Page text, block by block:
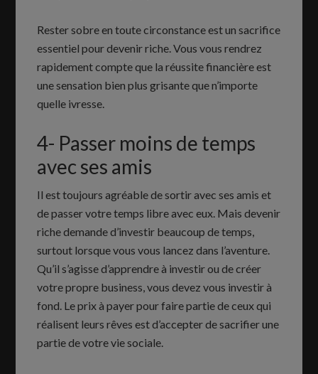
Rester sobre en toute circonstance est un sacrifice
essentiel pour devenir riche. Vous vous rendrez
rapidement compte que la réussite financière est
une sensation bien plus grisante que n’importe
quelle ivresse.
4- Passer moins de temps
avec ses amis
Il est toujours agréable de sortir avec ses amis et
de passer votre temps libre avec eux. Mais devenir
riche demande d’investir beaucoup de temps,
surtout lorsque vous vous lancez dans l’aventure.
Qu’il s’agisse d’apprendre à investir ou de créer
votre propre business, vous devez vous investir à
fond. Le prix à payer pour faire partie de ceux qui
réalisent leurs rêves est d’accepter de sacrifier une
partie de votre vie sociale.